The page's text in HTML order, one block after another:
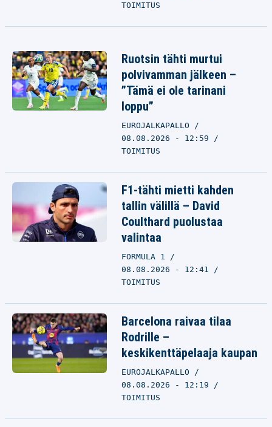
TOIMITUS
Ruotsin tähti murtui
polvivamman jälkeen –
”Tämä ei ole tarinani
loppu”
EUROJALKAPALLO
08.08.2026 - 12:59
TOIMITUS
F1-tähti mietti kahden
tallin välillä – David
Coulthard puolustaa
valintaa
FORMULA 1
08.08.2026 - 12:41
TOIMITUS
Barcelona raivaa tilaa
Rodrille –
keskikenttäpelaaja kaupan
EUROJALKAPALLO
08.08.2026 - 12:19
TOIMITUS